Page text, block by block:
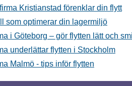
Kristianstad förenklar din flytt
som optimerar din lagermiljö
i Göteborg – gör flytten lätt och
underlättar flytten i Stockholm
Malmö - tips inför flytten